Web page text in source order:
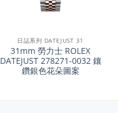
日誌系列 DATEJUST 31
31mm 勞力士 ROLEX
DATEJUST 278271-0032 鑲
鑽銀色花朵圖案